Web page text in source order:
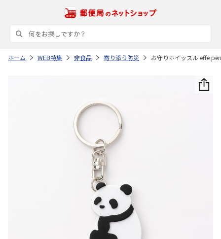
ホーム WEB特集 非食品 寄り添う防災 お守りホイッスル effe